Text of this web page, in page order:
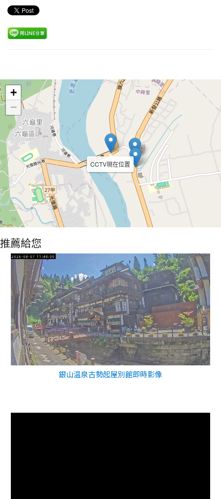
CCTV現在位置
+
−
推薦給您
銀山温泉古勢起屋別館即時影像